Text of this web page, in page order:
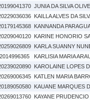
JUNIA DA SILVA
KAILLA ALVES DA
KANNANDA
KARINE HONORIO
KARLA SUANNY
2014996365
KARLISIA MARIA
KAROLAINE LOPES
KATLEN MARIA
KAUANE MARQUES
KAYANE